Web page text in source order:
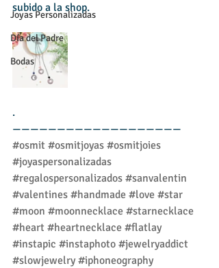
Joyas Personalizadas
Día del Padre
Bodas
subido a la shop.
.
———————————————————
#osmit #osmitjoyas #osmitjoies
#joyaspersonalizadas
#regalospersonalizados #sanvalentin
#valentines #handmade #love #star
#moon #moonnecklace #starnecklace
#heart #heartnecklace #flatlay
#instapic #instaphoto #jewelryaddict
#slowjewelry #iphoneography